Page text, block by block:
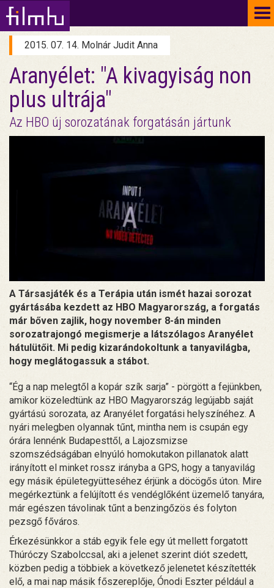
2015. 07. 14. Molnár Judit Anna
Aranyélet: "A kivagyiság non
plus ultrája"
Az HBO új sorozatának forgatásán jártunk
A Társasjáték és a Terápia után ismét hazai sorozat
gyártásába kezdett az HBO Magyarország, a forgatás
már bőven zajlik, hogy november 8-án minden
sorozatrajongó megismerje a látszólagos Aranyélet
hátulütőit. Mi pedig kizarándokoltunk a tanyavilágba,
hogy meglátogassuk a stábot.
“Ég a nap melegtől a kopár szík sarja” - pörgött a fejünkben,
amikor közeledtünk az HBO Magyarország legújabb saját
gyártású sorozata, az Aranyélet forgatási helyszínéhez. A
nyári melegben olyannak tűnt, mintha nem is csupán egy
órára lennénk Budapesttől, a Lajozsmizse
szomszédságában elnyúló homokutakon pillanatok alatt
irányított el minket rossz irányba a GPS, hogy a tanyavilág
egy másik épületegyütteséhez érjünk a döcögős úton. Mire
megérkeztünk a felújított és vendéglőként üzemelő tanyára,
már egészen távolinak tűnt a benzingőzös és folyton
pezsgő főváros.
Érkezésünkkor a stáb egyik fele egy út mellett forgatott
Thúróczy Szabolccsal, aki a jelenet szerint diót szedett,
közben pedig a többiek a következő jelenetet készítették
elő, a mai nap másik főszereplője, Ónodi Eszter például a